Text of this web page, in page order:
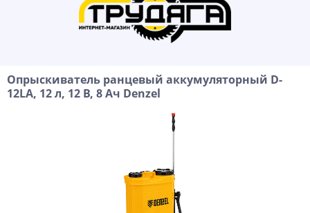
Опрыскиватель ранцевый аккумуляторный D-
12LA, 12 л, 12 В, 8 Ач Denzel